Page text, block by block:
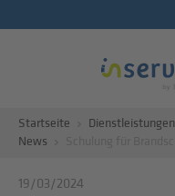
Startseite Dienstleistungen
News
19/03/2024